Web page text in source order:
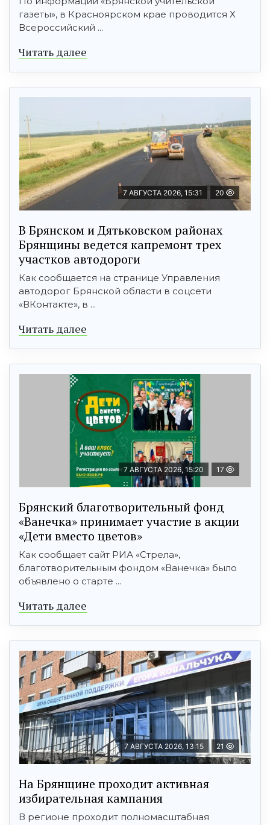
газеты», в Красноярском крае проводится X
Всероссийский ...
Читать далее
7 АВГУСТА 2026, 15:31 20
В Брянском и Дятьковском районах
Брянщины ведется капремонт трех
участков автодороги
Как сообщается на странице Управления
автодорог Брянской области в соцсети
«ВКонтакте», в ...
Читать далее
7 АВГУСТА 2026, 15:20 17
Брянский благотворительный фонд
«Ванечка» принимает участие в акции
«Дети вместо цветов»
Как сообщает сайт РИА «Стрела»,
благотворительным фондом «Ванечка» было
объявлено о старте ...
Читать далее
7 АВГУСТА 2026, 13:15 21
На Брянщине проходит активная
избирательная кампания
В регионе проходит полномасштабная